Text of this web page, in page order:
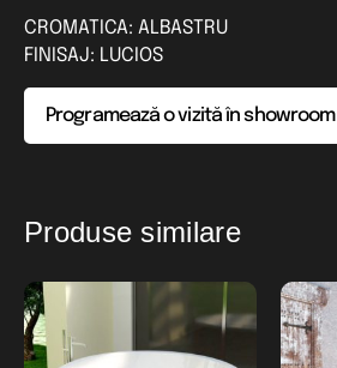
CROMATICA: ALBASTRU
FINISAJ: LUCIOS
Programează o vizită în showroom
Produse similare